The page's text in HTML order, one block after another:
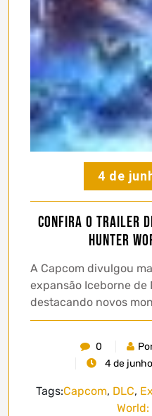
4 de
Confira o trailer
Hunter
A Capcom divulgou
expansão Iceborne de
destacando novos
0
4 de
Tags:Capcom, DLC,